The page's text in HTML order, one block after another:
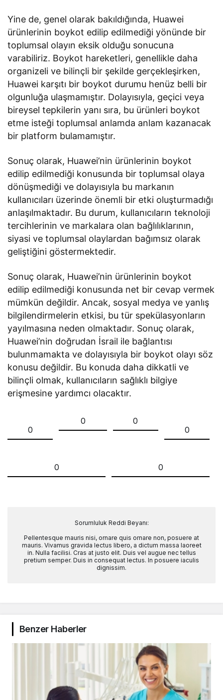
Yine de, genel olarak bakıldığında, Huawei
ürünlerinin boykot edilip edilmediği yönünde bir
toplumsal olayın eksik olduğu sonucuna
varabiliriz. Boykot hareketleri, genellikle daha
organizeli ve bilinçli bir şekilde gerçekleşirken,
Huawei karşıtı bir boykot durumu henüz belli bir
olgunluğa ulaşmamıştır. Dolayısıyla, geçici veya
bireysel tepkilerin yanı sıra, bu ürünleri boykot
etme isteği toplumsal anlamda anlam kazanacak
bir platform bulamamıştır.
Sonuç olarak, Huawei’nin ürünlerinin boykot
edilip edilmediği konusunda bir toplumsal olaya
dönüşmediği ve dolayısıyla bu markanın
kullanıcıları üzerinde önemli bir etki oluşturmadığı
anlaşılmaktadır. Bu durum, kullanıcıların teknoloji
tercihlerinin ve markalara olan bağlılıklarının,
siyasi ve toplumsal olaylardan bağımsız olarak
geliştiğini göstermektedir.
Sonuç olarak, Huawei’nin ürünlerinin boykot
edilip edilmediği konusunda net bir cevap vermek
mümkün değildir. Ancak, sosyal medya ve yanlış
bilgilendirmelerin etkisi, bu tür spekülasyonların
yayılmasına neden olmaktadır. Sonuç olarak,
Huawei’nin doğrudan İsrail ile bağlantısı
bulunmamakta ve dolayısıyla bir boykot olayı söz
konusu değildir. Bu konuda daha dikkatli ve
bilinçli olmak, kullanıcıların sağlıklı bilgiye
erişmesine yardımcı olacaktır.
0
0
0
0
0 0
Sorumluluk Reddi Beyanı:
Pellentesque mauris nisi, ornare quis ornare non, posuere at
mauris. Vivamus gravida lectus libero, a dictum massa laoreet
in. Nulla facilisi. Cras at justo elit. Duis vel augue nec tellus
pretium semper. Duis in consequat lectus. In posuere iaculis
dignissim.
Benzer Haberler